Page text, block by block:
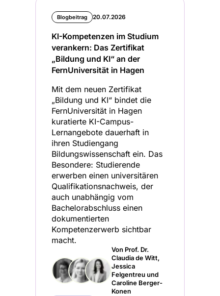
Blogbeitrag 20.07.2026
KI-Kompetenzen im Studium
verankern: Das Zertifikat
„Bildung und KI“ an der
FernUniversität in Hagen
Mit dem neuen Zertifikat
„Bildung und KI“ bindet die
FernUniversität in Hagen
kuratierte KI-Campus-
Lernangebote dauerhaft in
ihren Studiengang
Bildungswissenschaft ein. Das
Besondere: Studierende
erwerben einen universitären
Qualifikationsnachweis, der
auch unabhängig vom
Bachelorabschluss einen
dokumentierten
Kompetenzerwerb sichtbar
macht.
Von Prof. Dr.
Claudia de Witt,
Jessica
Felgentreu und
Caroline Berger-
Konen